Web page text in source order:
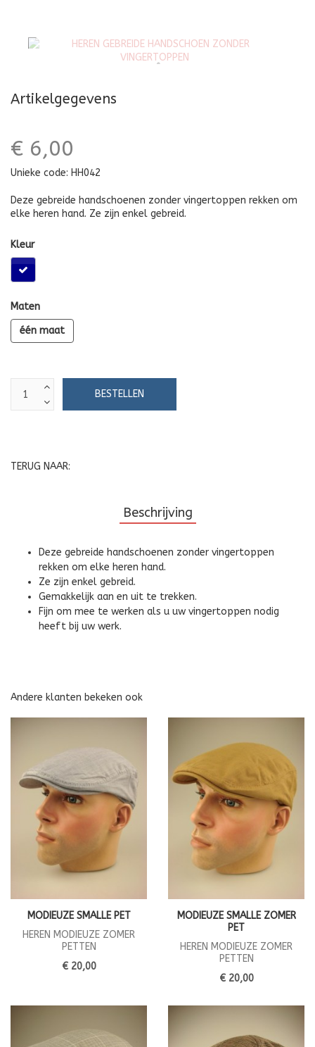
Artikelgegevens
€ 6,00
Unieke code: HH042
Deze gebreide handschoenen zonder vingertoppen rekken om
elke heren hand. Ze zijn enkel gebreid.
Kleur
Maten
één maat
TERUG NAAR:
Beschrijving
Deze gebreide handschoenen zonder vingertoppen
rekken om elke heren hand.
Ze zijn enkel gebreid.
Gemakkelijk aan en uit te trekken.
Fijn om mee te werken als u uw vingertoppen nodig
heeft bij uw werk.
Andere klanten bekeken ook
MODIEUZE SMALLE PET
HEREN MODIEUZE ZOMER
PETTEN
€ 20,00
MODIEUZE SMALLE ZOMER
PET
HEREN MODIEUZE ZOMER
PETTEN
€ 20,00